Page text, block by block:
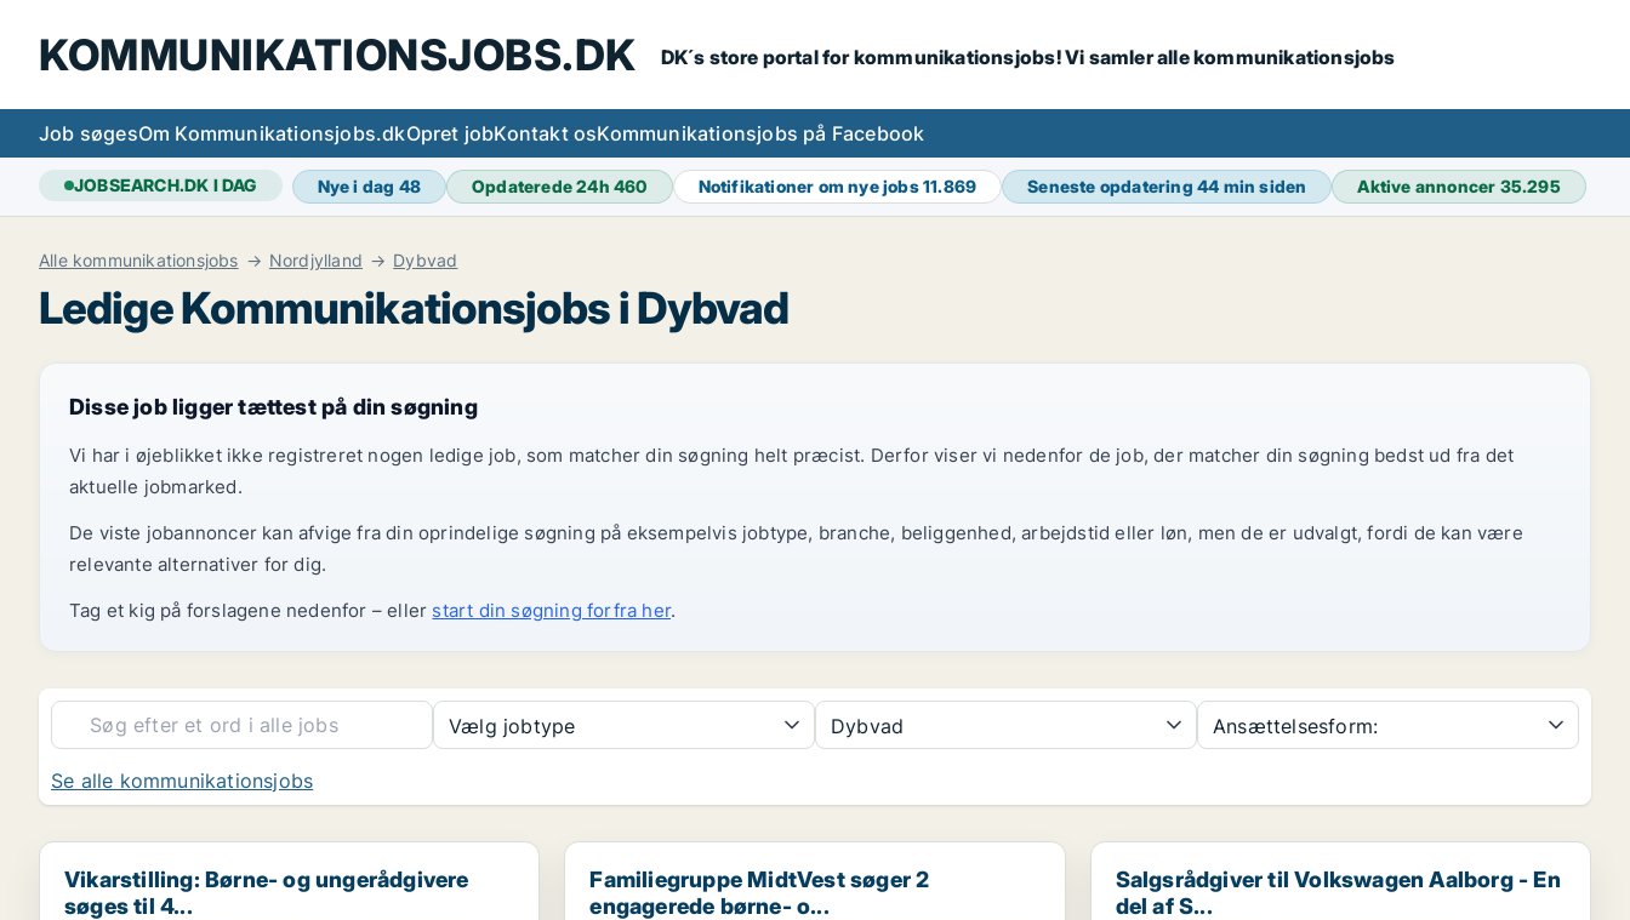
KOMMUNIKATIONSJOBS.DK DK´s store portal for kommunikationsjobs! Vi samler alle kommunikationsjobs
Job søgesOm Kommunikationsjobs.dkOpret jobKontakt osKommunikationsjobs på Facebook
JOBSEARCH.DK I DAG Nye i dag 48 Opdaterede 24h460 Notifikationer om nye jobs11.869 Seneste opdatering44 min siden Aktive annoncer 35.295
Alle kommunikationsjobs Nordjylland Dybvad
Ledige Kommunikationsjobs i Dybvad
Disse job ligger tættest på din søgning
Vi har i øjeblikket ikke registreret nogen ledige job, som matcher din søgning helt præcist. Derfor viser vi nedenfor de job, der matcher din søgning bedst ud fra det
aktuelle jobmarked.
De viste jobannoncer kan afvige fra din oprindelige søgning på eksempelvis jobtype, branche, beliggenhed, arbejdstid eller løn, men de er udvalgt, fordi de kan være
relevante alternativer for dig.
Tag et kig på forslagene nedenfor – eller start din søgning forfra her.
Vælg jobtype Dybvad Ansættelsesform:
Se alle kommunikationsjobs
Vikarstilling: Børne- og ungerådgivere søges til 4...
Vikarstilling: Børne- og ungerådgivere
søges til 4...
Familiegruppe MidtVest søger 2 engagerede børne- o...
Familiegruppe MidtVest søger 2
engagerede børne- o...
Salgsrådgiver til Volkswagen Aalborg - En del af S...
Salgsrådgiver til Volkswagen Aalborg - En
del af S...